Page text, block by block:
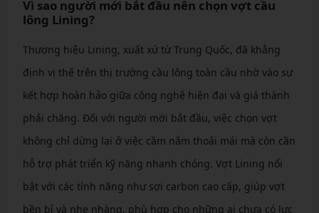
Vì sao người mới bắt đầu nên chọn vợt cầu
lông Lining?
Thương hiệu Lining, xuất xứ từ Trung Quốc, đã khẳng
định vị thế trên thị trường cầu lông toàn cầu nhờ vào sự
kết hợp hoàn hảo giữa công nghệ hiện đại và giá thành
phải chăng. Đối với người mới bắt đầu, việc chọn vợt
không chỉ dừng lại ở việc cầm nắm thoải mái mà còn cần
hỗ trợ phát triển kỹ năng nhanh chóng. Vợt Lining nổi
bật với các tính năng như sợi carbon cao cấp, giúp vợt
bền bỉ và nhẹ nhàng, phù hợp cho những ai chưa có lực